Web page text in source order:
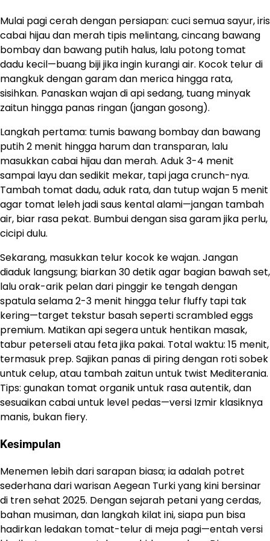
Mulai pagi cerah dengan persiapan: cuci semua sayur, iris
cabai hijau dan merah tipis melintang, cincang bawang
bombay dan bawang putih halus, lalu potong tomat
dadu kecil—buang biji jika ingin kurangi air. Kocok telur di
mangkuk dengan garam dan merica hingga rata,
sisihkan. Panaskan wajan di api sedang, tuang minyak
zaitun hingga panas ringan (jangan gosong).
Langkah pertama: tumis bawang bombay dan bawang
putih 2 menit hingga harum dan transparan, lalu
masukkan cabai hijau dan merah. Aduk 3-4 menit
sampai layu dan sedikit mekar, tapi jaga crunch-nya.
Tambah tomat dadu, aduk rata, dan tutup wajan 5 menit
agar tomat leleh jadi saus kental alami—jangan tambah
air, biar rasa pekat. Bumbui dengan sisa garam jika perlu,
cicipi dulu.
Sekarang, masukkan telur kocok ke wajan. Jangan
diaduk langsung; biarkan 30 detik agar bagian bawah set,
lalu orak-arik pelan dari pinggir ke tengah dengan
spatula selama 2-3 menit hingga telur fluffy tapi tak
kering—target tekstur basah seperti scrambled eggs
premium. Matikan api segera untuk hentikan masak,
tabur peterseli atau feta jika pakai. Total waktu: 15 menit,
termasuk prep. Sajikan panas di piring dengan roti sobek
untuk celup, atau tambah zaitun untuk twist Mediterania.
Tips: gunakan tomat organik untuk rasa autentik, dan
sesuaikan cabai untuk level pedas—versi Izmir klasiknya
manis, bukan fiery.
Kesimpulan
Menemen lebih dari sarapan biasa; ia adalah potret
sederhana dari warisan Aegean Turki yang kini bersinar
di tren sehat 2025. Dengan sejarah petani yang cerdas,
bahan musiman, dan langkah kilat ini, siapa pun bisa
hadirkan ledakan tomat-telur di meja pagi—entah versi